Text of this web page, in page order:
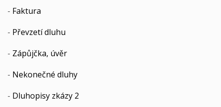
- Faktura
- Převzetí dluhu
- Zápůjčka, úvěr
- Nekonečné dluhy
- Dluhopisy zkázy 2